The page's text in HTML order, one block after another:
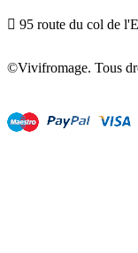
 95 route du col de
©Vivifromage. Tous